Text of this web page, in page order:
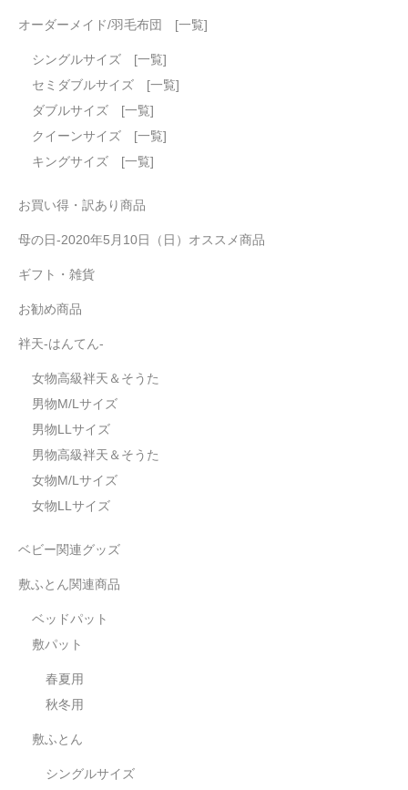
オーダーメイド/羽毛布団 [一覧]
シングルサイズ [一覧]
セミダブルサイズ [一覧]
ダブルサイズ [一覧]
クイーンサイズ [一覧]
キングサイズ [一覧]
お買い得・訳あり商品
母の日-2020年5月10日（日）オススメ商品
ギフト・雑貨
お勧め商品
袢天-はんてん-
女物高級袢天＆そうた
男物M/Lサイズ
男物LLサイズ
男物高級袢天＆そうた
女物M/Lサイズ
女物LLサイズ
ベビー関連グッズ
敷ふとん関連商品
ベッドパット
敷パット
春夏用
秋冬用
敷ふとん
シングルサイズ